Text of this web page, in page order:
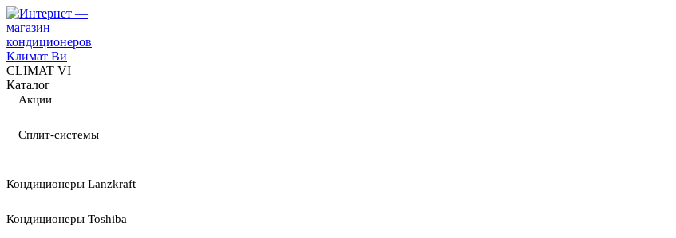
CLIMAT VI
Каталог
Акции
Сплит-системы
Кондиционеры Lanzkraft
Кондиционеры Toshiba